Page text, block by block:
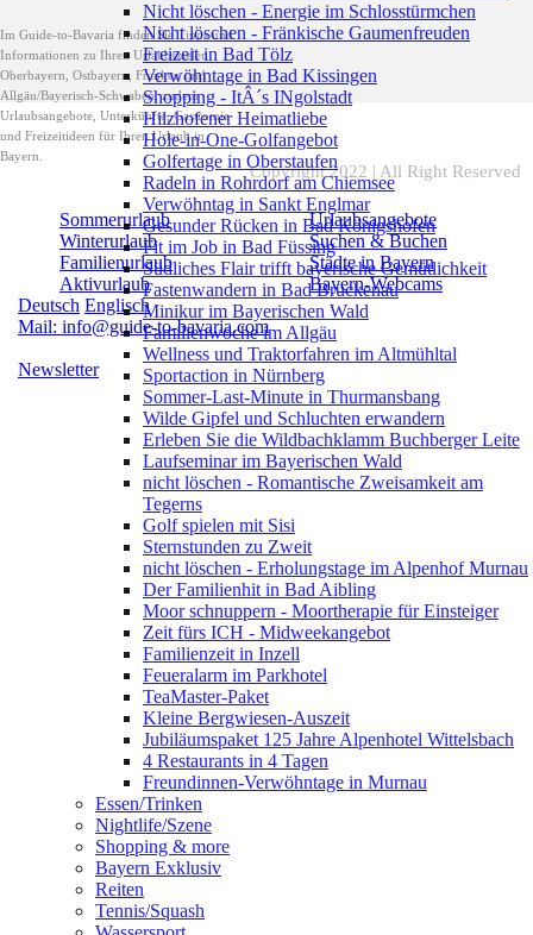
Im Guide-to-Bavaria finden Sie Tipps und
Informationen zu Ihren Urlaubszielen
Oberbayern, Ostbayern, Franken und
Allgäu/Bayerisch-Schwaben, zudem
Urlaubsangebote, Unterkünfte, Gastromie
und Freizeitideen für Ihren Urlaub in
Bayern.
Sommerurlaub
Winterurlaub
Familienurlaub
Aktivurlaub
Urlaubsangebote
Suchen & Buchen
Städte in Bayern
Bayern-Webcams
Deutsch Englisch
Mail: info@guide-to-bavaria.com
Newsletter
Copyright 2022 | All Right Reserved
Nicht löschen - Energie im Schlosstürmchen
Nicht löschen - Fränkische Gaumenfreuden
Freizeit in Bad Tölz
Verwöhntage in Bad Kissingen
Shopping - ItÂ´s INgolstadt
Hilzhofener Heimatliebe
Hole-in-One-Golfangebot
Golfertage in Oberstaufen
Radeln in Rohrdorf am Chiemsee
Verwöhntag in Sankt Englmar
Gesunder Rücken in Bad Königshofen
Fit im Job in Bad Füssing
Südliches Flair trifft bayerische Gemütlichkeit
Fastenwandern in Bad Brückenau
Minikur im Bayerischen Wald
Familienwoche im Allgäu
Wellness und Traktorfahren im Altmühltal
Sportaction in Nürnberg
Sommer-Last-Minute in Thurmansbang
Wilde Gipfel und Schluchten erwandern
Erleben Sie die Wildbachklamm Buchberger Leite
Laufseminar im Bayerischen Wald
nicht löschen - Romantische Zweisamkeit am
Tegerns
Golf spielen mit Sisi
Sternstunden zu Zweit
nicht löschen - Erholungstage im Alpenhof Murnau
Der Familienhit in Bad Aibling
Moor schnuppern - Moortherapie für Einsteiger
Zeit fürs ICH - Midweekangebot
Familienzeit in Inzell
Feueralarm im Parkhotel
TeaMaster-Paket
Kleine Bergwiesen-Auszeit
Jubiläumspaket 125 Jahre Alpenhotel Wittelsbach
4 Restaurants in 4 Tagen
Freundinnen-Verwöhntage in Murnau
Essen/Trinken
Nightlife/Szene
Shopping & more
Bayern Exklusiv
Reiten
Tennis/Squash